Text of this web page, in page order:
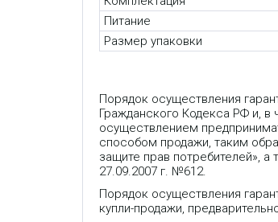
Питание
Размер упаковки
Порядок осуществления
Гражданского Кодекса РФ и,
осуществлением
способом продажи, таким
защите прав потребителей»,
27.09.2007 г. №612.
Порядок осуществления
купли-продажи,